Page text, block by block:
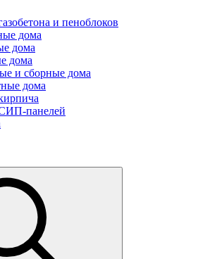
и пеноблоков
дома
дома
дома
и сборные дома
дома
панелей